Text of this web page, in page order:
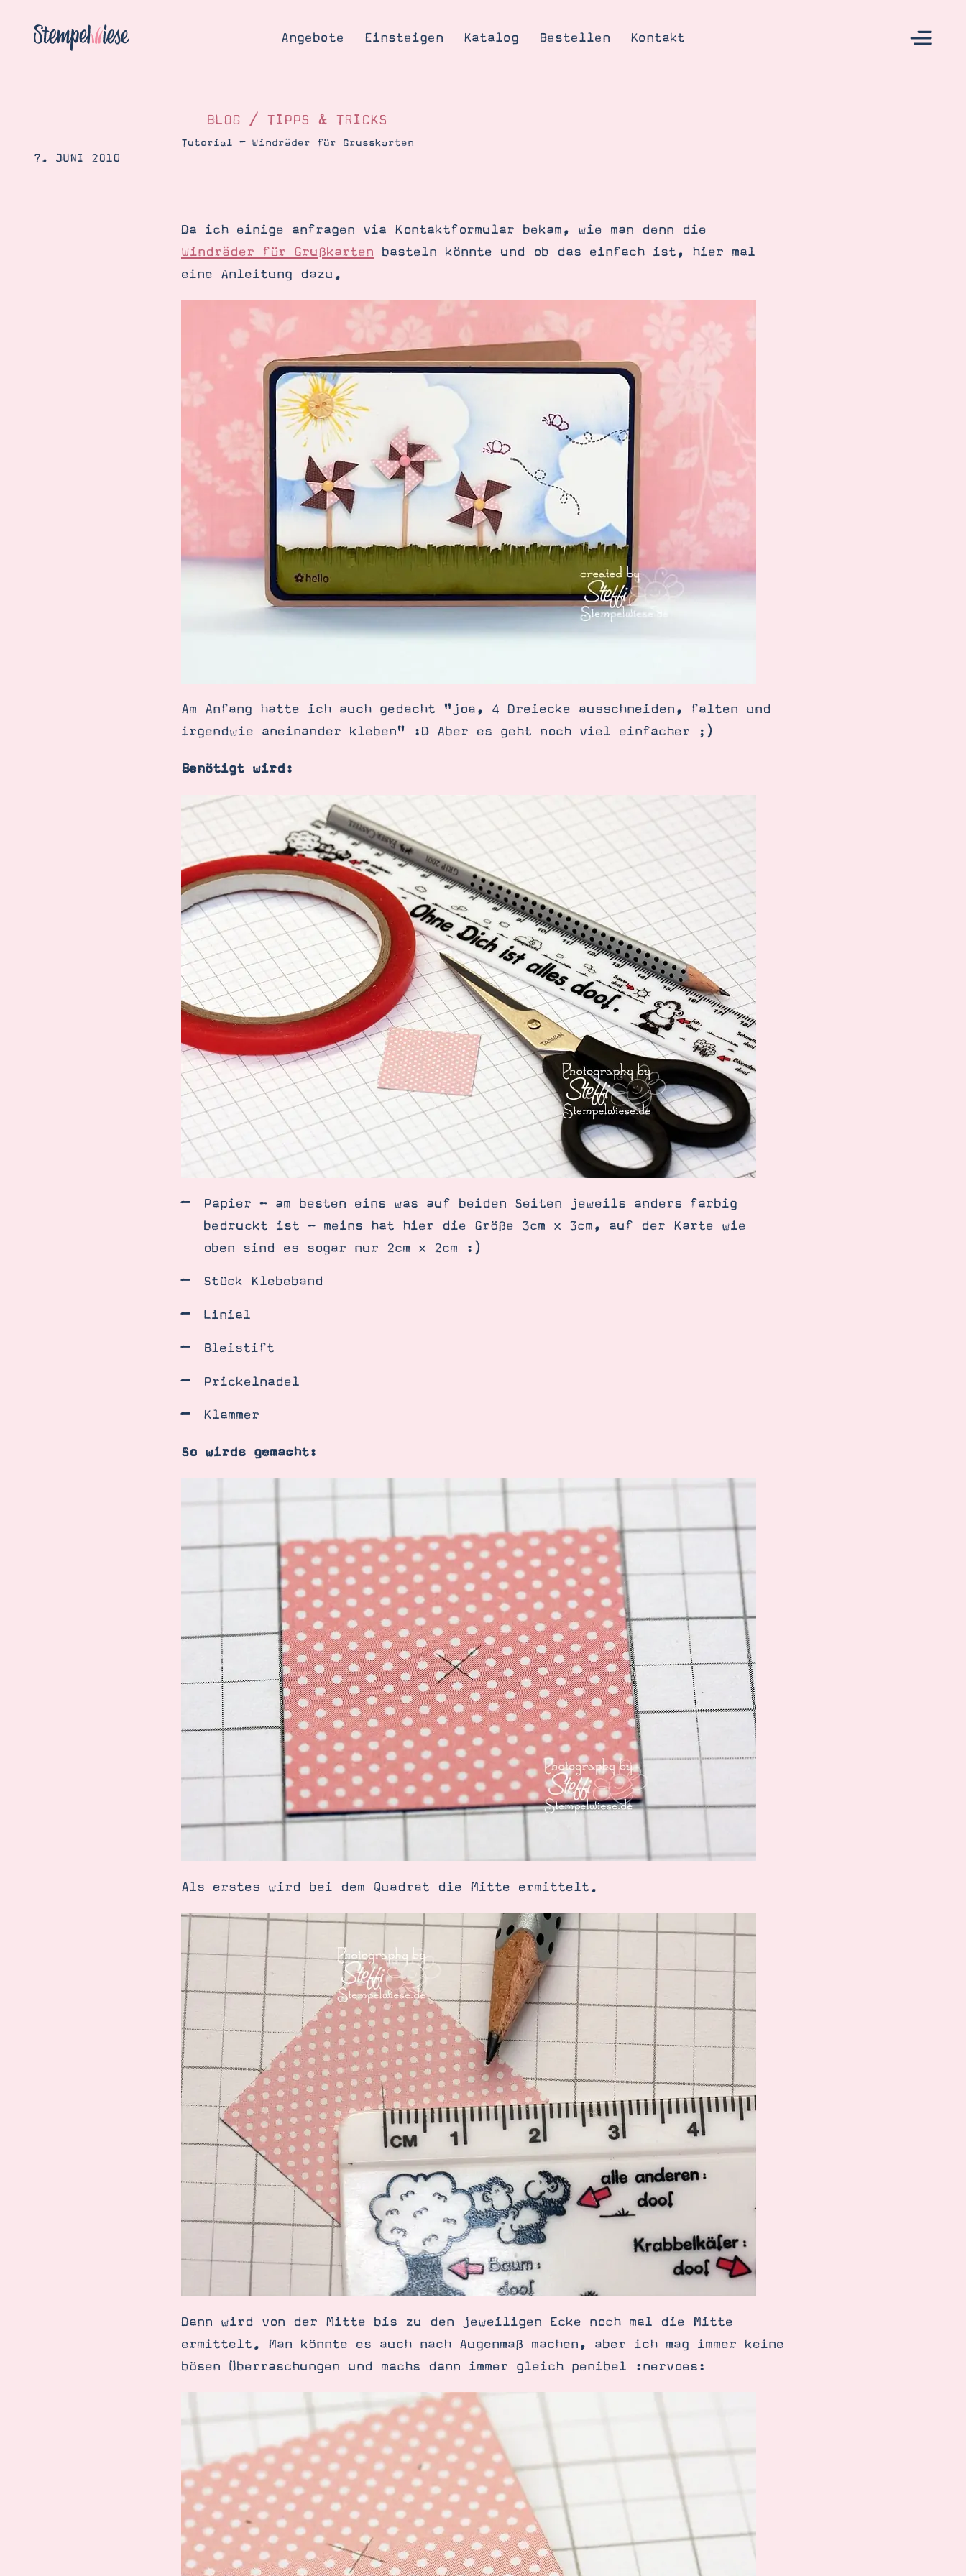
Angebote Einsteigen Katalog Bestellen Kontakt
Blog
Gutscheine
Produkte erklärt
Über mich
Über Stampin’ Up!
SUCHE
BLOG / TIPPS & TRICKS
Tutorial – Windräder für Grusskarten
7. JUNI 2010
Da ich einige anfragen via Kontaktformular bekam, wie man denn die
Windräder für Grußkarten basteln könnte und ob das einfach ist, hier mal
eine Anleitung dazu.
Am Anfang hatte ich auch gedacht "joa, 4 Dreiecke ausschneiden, falten und
irgendwie aneinander kleben" :D Aber es geht noch viel einfacher ;)
Benötigt wird:
Papier - am besten eins was auf beiden Seiten jeweils anders farbig
bedruckt ist - meins hat hier die Größe 3cm x 3cm, auf der Karte wie
oben sind es sogar nur 2cm x 2cm :)
Stück Klebeband
Linial
Bleistift
Prickelnadel
Klammer
So wirds gemacht:
Als erstes wird bei dem Quadrat die Mitte ermittelt.
Dann wird von der Mitte bis zu den jeweiligen Ecke noch mal die Mitte
ermittelt. Man könnte es auch nach Augenmaß machen, aber ich mag immer keine
bösen Überraschungen und machs dann immer gleich penibel :nervoes: